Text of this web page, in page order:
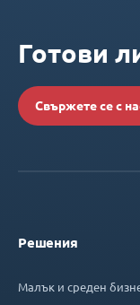
Готови
Свържете се с
Решения
Малък и среден